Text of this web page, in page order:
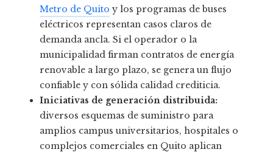
Metro de Quito y los programas de buses
eléctricos representan casos claros de
demanda ancla. Si el operador o la
municipalidad firman contratos de energía
renovable a largo plazo, se genera un flujo
confiable y con sólida calidad crediticia.
Iniciativas de generación distribuida:
diversos esquemas de suministro para
amplios campus universitarios, hospitales o
complejos comerciales en Quito aplican